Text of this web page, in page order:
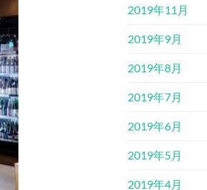
2019年11月
2019年9月
2019年8月
2019年7月
2019年6月
2019年5月
2019年4月